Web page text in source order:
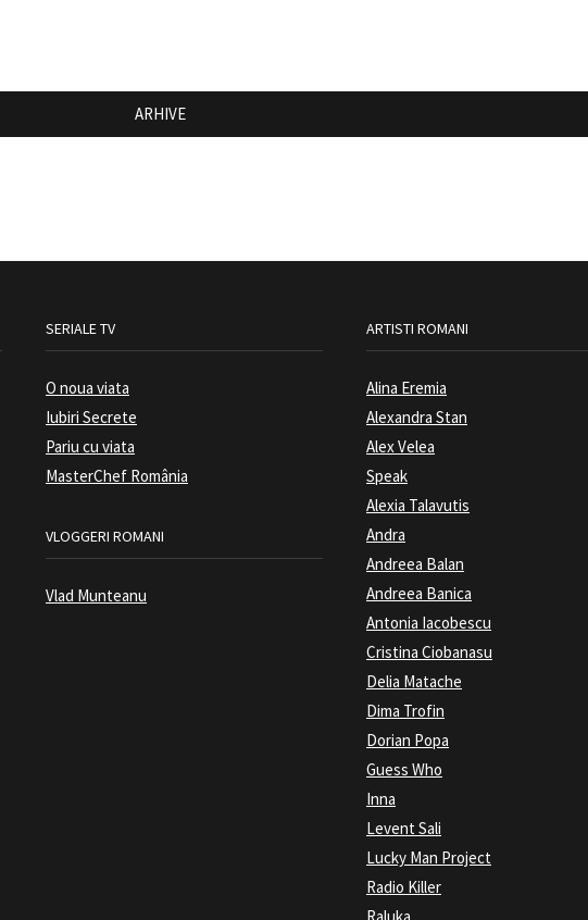
ARHIVE
SERIALE TV
O noua viata
Iubiri Secrete
Pariu cu viata
MasterChef România
VLOGGERI ROMANI
Vlad Munteanu
ARTISTI ROMANI
Alina Eremia
Alexandra Stan
Alex Velea
Speak
Alexia Talavutis
Andra
Andreea Balan
Andreea Banica
Antonia Iacobescu
Cristina Ciobanasu
Delia Matache
Dima Trofin
Dorian Popa
Guess Who
Inna
Levent Sali
Lucky Man Project
Radio Killer